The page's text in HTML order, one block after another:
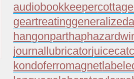
audiobookkeeper
geartreating
hangonpart
journallubricator
kondoferromagnet